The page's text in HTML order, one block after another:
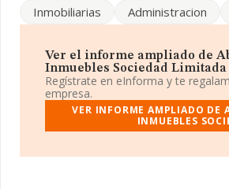
2023 y teniendo en cuenta la
dispuesto de un número de empleados
Acerca de la información disponible en
en 2024, la compañía ha perdido 26
del 172 al 198. Éstas son algunas de
de sectores:Gran Calidad Contrastada
Atlantico S.L; por debajo de la
yForet Servicios Integrales
perdido 10.356 posiciones pasando del
Vita Aktiv International S.L, en
Inmobiliarias Administracion
Ver el informe ampliado de
Inmuebles Sociedad Limitada
Regístrate en eInforma y te
empresa.
VER INFORME AMPLIADO DE
INMUEBLES